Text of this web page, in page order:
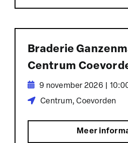
Braderie
Centrum
9 november 2026 |
Centrum, Coevorden
Meer